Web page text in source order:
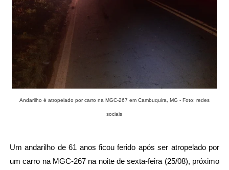
Andarilho é atropelado por carro na MGC-267 em Cambuquira, MG - Foto: redes
sociais
Um andarilho de 61 anos ficou ferido após ser atropelado por
um carro na MGC-267 na noite de sexta-feira (25/08), próximo